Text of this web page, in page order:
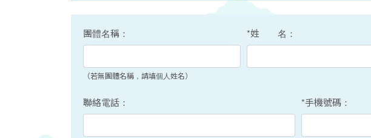
團體名稱：
（若無團體名稱，請填個人姓名）
*姓 名：
聯絡電話： *手機號碼：